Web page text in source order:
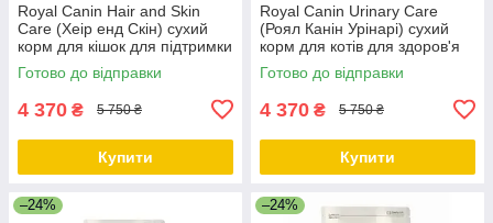
Royal Canin Hair and Skin
Care (Хеір енд Скін) сухий
корм для кішок для підтримки
здоров'я шкіри та шерсті, 10
КГ
Готово до відправки
4 370 ₴ 5 750 ₴
Купити
Royal Canin Urinary Care
(Роял Канін Урінарі) сухий
корм для котів для здоров'я
сечовивідних шляхів, 10 КГ
Готово до відправки
4 370 ₴ 5 750 ₴
Купити
–24% –24%